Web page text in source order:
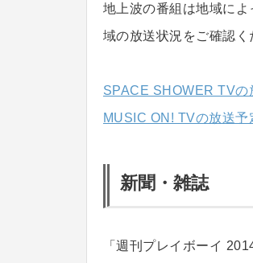
地上波の番組は地域に
域の放送状況をご確認く
SPACE SHOWER TVの
MUSIC ON! TVの放送予
新聞・雑誌
「週刊プレイボーイ